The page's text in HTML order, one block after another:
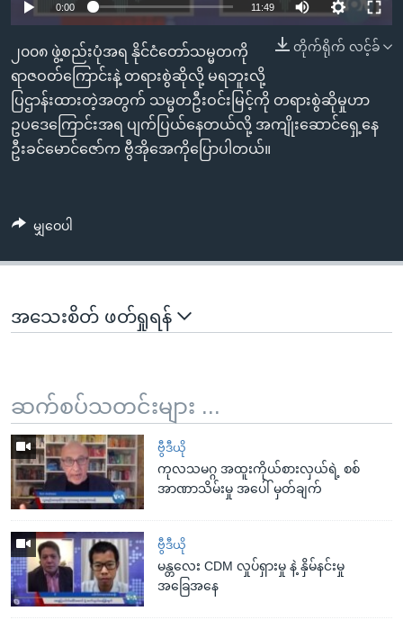
စာမျက်နှာ
ကျော်
ကြည့်
ရန်
ရှာဖွေ
ရန်
ကျော်
ဘာသာစကားများ
0:00 11:49
တိုက်ရိုက် လင့်ခ်
၂၀၀၈ ဖွဲ့စည်းပုံအရ နိုင်ငံတော်သမ္မတကို
ရာဇဝတ်ကြောင်းနဲ့ တရားစွဲဆိုလို့ မရဘူးလို့
ပြဌာန်းထားတဲ့အတွက် သမ္မတဦးဝင်းမြင့်ကို တရားစွဲဆိုမှုဟာ
ဥပဒေကြောင်းအရ ပျက်ပြယ်နေတယ်လို့ အကျိုးဆောင်ရှေ့နေ
ဦးခင်မောင်ဇော်က ဗွီအိုအေကိုပြောပါတယ်။
မျှဝေပါ
အသေးစိတ် ဖတ်ရှုရန်
ဆက်စပ်သတင်းများ ...
ဗွီဒီယို
ကုလသမဂ္ဂ အထူးကိုယ်စားလှယ်ရဲ့ စစ်
အာဏာသိမ်းမှု အပေါ် မှတ်ချက်
ဗွီဒီယို
မန္တလေး CDM လှုပ်ရှားမှု နဲ့ နှိမ်နင်းမှု
အခြေအနေ